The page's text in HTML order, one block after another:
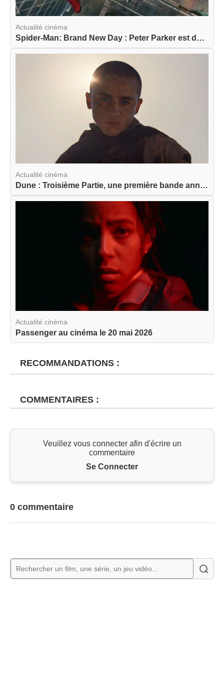
Actualité cinéma
Spider-Man: Brand New Day : Peter Parker est de ...
Actualité cinéma
Dune : Troisième Partie, une première bande anno...
Actualité cinéma
Passenger au cinéma le 20 mai 2026
RECOMMANDATIONS :
COMMENTAIRES :
Veuillez vous connecter afin d'écrire un
commentaire
Se Connecter
0 commentaire